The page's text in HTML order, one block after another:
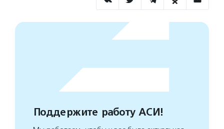
Поддержите работу АСИ!